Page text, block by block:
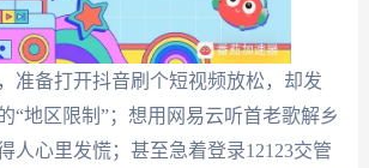
准备打开抖音刷个短视频放松，却发
“地区限制”；想用网易云听首老歌解乡
人心里发慌；甚至急着登录12123交管